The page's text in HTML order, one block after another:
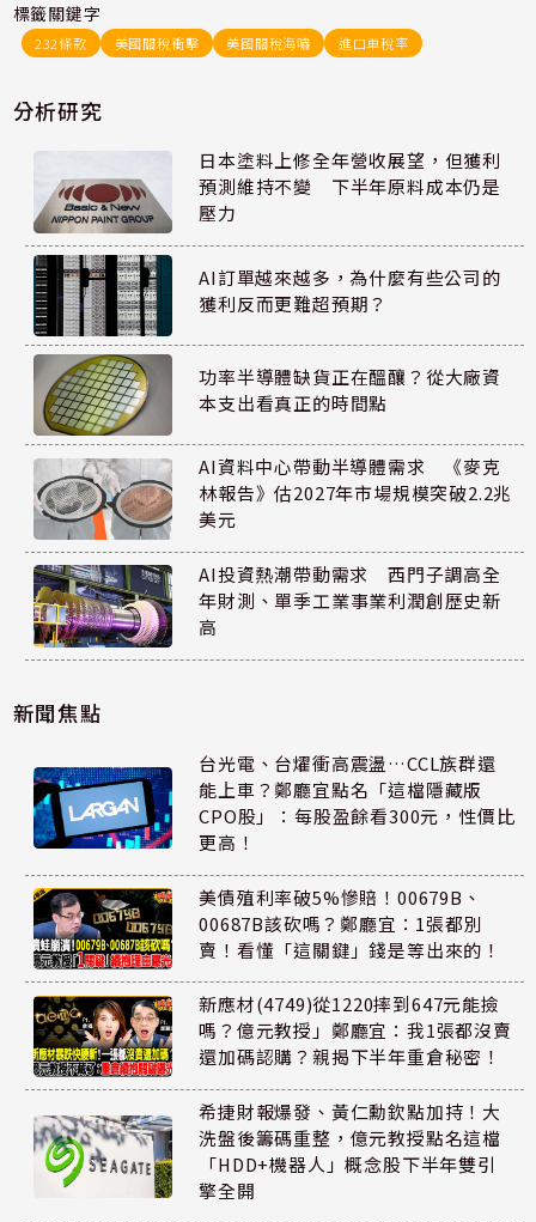
標籤關鍵字
232條款 美國關稅衝擊 美國關稅海嘯 進口車稅率
分析研究
日本塗料上修全年營收展望，但獲利
預測維持不變 下半年原料成本仍是
壓力
AI訂單越來越多，為什麼有些公司的
獲利反而更難超預期？
功率半導體缺貨正在醞釀？從大廠資
本支出看真正的時間點
AI資料中心帶動半導體需求 《麥克
林報告》估2027年市場規模突破2.2兆
美元
AI投資熱潮帶動需求 西門子調高全
年財測、單季工業事業利潤創歷史新
高
新聞焦點
台光電、台燿衝高震盪…CCL族群還
能上車？鄭廳宜點名「這檔隱藏版
CPO股」：每股盈餘看300元，性價比
更高！
美債殖利率破5%慘賠！00679B、
00687B該砍嗎？鄭廳宜：1張都別
賣！看懂「這關鍵」錢是等出來的！
新應材(4749)從1220摔到647元能撿
嗎？億元教授」鄭廳宜：我1張都沒賣
還加碼認購？親揭下半年重倉秘密！
希捷財報爆發、黃仁勳欽點加持！大
洗盤後籌碼重整，億元教授點名這檔
「HDD+機器人」概念股下半年雙引
擎全開